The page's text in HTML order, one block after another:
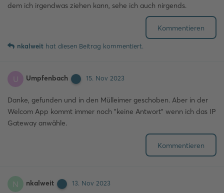
dem ich irgendwas ziehen kann, sehe ich auch nirgends.
Kommentieren
nkalweit hat diesen Beitrag kommentiert.
U Umpfenbach 15. Nov 2023
Danke, gefunden und in den Mülleimer geschoben. Aber in der
Welcom App kommt immer noch "keine Antwort" wenn ich das IP
Gateway anwähle.
Kommentieren
N nkalweit 13. Nov 2023